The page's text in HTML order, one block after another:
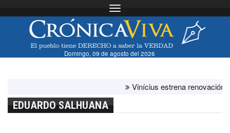
Toggle navigation
Domingo, 09 de agosto del 2026
Vinícius estrena renovación con
EDUARDO SALHUANA